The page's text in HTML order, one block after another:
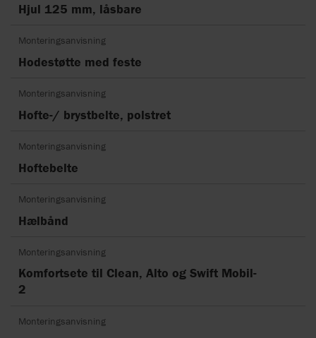
Hjul 125 mm, låsbare
Monteringsanvisning
Hodestøtte med feste
Monteringsanvisning
Hofte-/ brystbelte, polstret
Monteringsanvisning
Hoftebelte
Monteringsanvisning
Hælbånd
Monteringsanvisning
Komfortsete til Clean, Alto og Swift Mobil-
2
Monteringsanvisning